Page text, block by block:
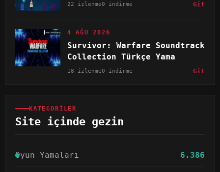
22 izlenme0 indirme Git
4 AĞU 2026
Survivor: Warfare Soundtrack
Collection Türkçe Yama
18 izlenme0 indirme Git
KATEGORILER
Site içinde gezin
Oyun Yamaları 6.386